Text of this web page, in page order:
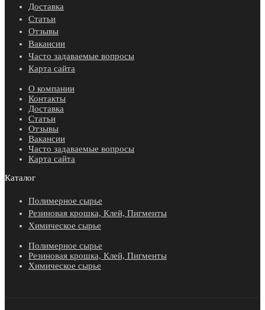
Доставка
Статьи
Отзывы
Вакансии
Часто задаваемые вопросы
Карта сайта
О компании
Контакты
Доставка
Статьи
Отзывы
Вакансии
Часто задаваемые вопросы
Карта сайта
Каталог
Полимерное сырье
Резиновая крошка, Клей, Пигменты
Химическое сырье
Полимерное сырье
Резиновая крошка, Клей, Пигменты
Химическое сырье